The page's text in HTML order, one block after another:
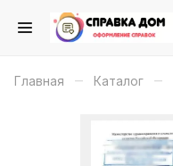
Главная – Каталог –